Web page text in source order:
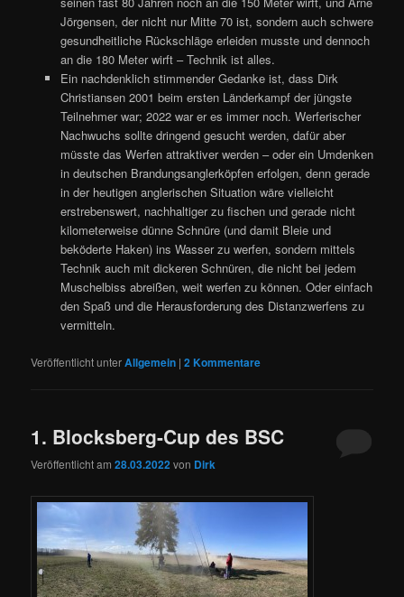
Jörgensen, der nicht nur Mitte 70 ist, sondern auch schwere
gesundheitliche Rückschläge erleiden musste und dennoch
an die 180 Meter wirft – Technik ist alles.
Ein nachdenklich stimmender Gedanke ist, dass Dirk
Christiansen 2001 beim ersten Länderkampf der jüngste
Teilnehmer war; 2022 war er es immer noch. Werferischer
Nachwuchs sollte dringend gesucht werden, dafür aber
müsste das Werfen attraktiver werden – oder ein Umdenken
in deutschen Brandungsanglerköpfen erfolgen, denn gerade
in der heutigen anglerischen Situation wäre vielleicht
erstrebenswert, nachhaltiger zu fischen und gerade nicht
kilometerweise dünne Schnüre (und damit Bleie und
beköderte Haken) ins Wasser zu werfen, sondern mittels
Technik auch mit dickeren Schnüren, die nicht bei jedem
Muschelbiss abreißen, weit werfen zu können. Oder einfach
den Spaß und die Herausforderung des Distanzwerfens zu
vermitteln.
Veröffentlicht unterAllgemein |2 Kommentare
1. Blocksberg-Cup des BSC
Veröffentlicht am28.03.2022von Dirk